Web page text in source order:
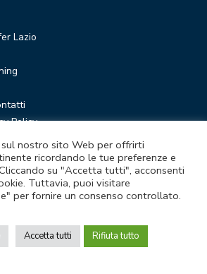
Lazio
Policy
soggetta a direzione e
Lazio
Aurelio 26 A - 00184 Roma
nostro sito Web per offrirti
ricordando le tue preferenze e
su "Accetta tutti", acconsenti
Tuttavia, puoi visitare
per fornire un consenso controllato.
Accetta tutti Rifiuta tutto